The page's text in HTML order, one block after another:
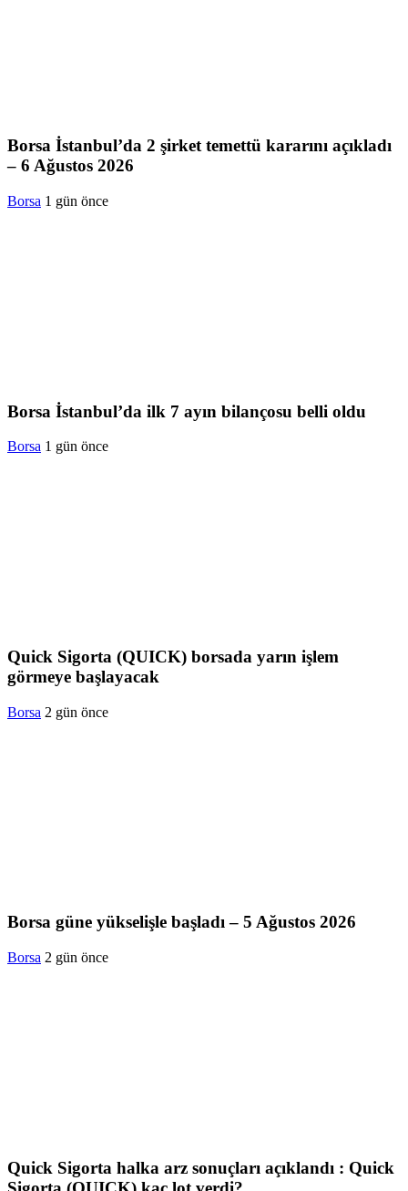
Borsa İstanbul’da 2 şirket temettü kararını açıkladı
– 6 Ağustos 2026
Borsa 1 gün önce
Borsa İstanbul’da ilk 7 ayın bilançosu belli oldu
Borsa 1 gün önce
Quick Sigorta (QUICK) borsada yarın işlem
görmeye başlayacak
Borsa 2 gün önce
Borsa güne yükselişle başladı – 5 Ağustos 2026
Borsa 2 gün önce
Quick Sigorta halka arz sonuçları açıklandı : Quick